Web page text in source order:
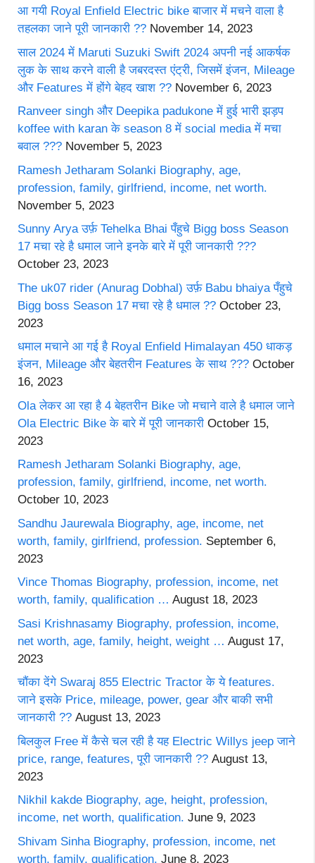
आ गयी Royal Enfield Electric bike बाजार में मचने वाला है
तहलका जाने पूरी जानकारी ?? November 14, 2023
साल 2024 में Maruti Suzuki Swift 2024 अपनी नई आकर्षक
लुक के साथ करने वाली है जबरदस्त एंट्री, जिसमें इंजन, Mileage
और Features में होंगे बेहद खाश ?? November 6, 2023
Ranveer singh और Deepika padukone में हुई भारी झड़प
koffee with karan के season 8 में social media में मचा
बवाल ??? November 5, 2023
Ramesh Jetharam Solanki Biography, age,
profession, family, girlfriend, income, net worth.
November 5, 2023
Sunny Arya उर्फ़ Tehelka Bhai पँहुचे Bigg boss Season
17 मचा रहे है धमाल जाने इनके बारे में पूरी जानकारी ???
October 23, 2023
The uk07 rider (Anurag Dobhal) उर्फ़ Babu bhaiya पँहुचे
Bigg boss Season 17 मचा रहे है धमाल ?? October 23,
2023
धमाल मचाने आ गई है Royal Enfield Himalayan 450 धाकड़
इंजन, Mileage और बेहतरीन Features के साथ ??? October
16, 2023
Ola लेकर आ रहा है 4 बेहतरीन Bike जो मचाने वाले है धमाल जाने
Ola Electric Bike के बारे में पूरी जानकारी October 15,
2023
Ramesh Jetharam Solanki Biography, age,
profession, family, girlfriend, income, net worth.
October 10, 2023
Sandhu Jaurewala Biography, age, income, net
worth, family, girlfriend, profession. September 6,
2023
Vince Thomas Biography, profession, income, net
worth, family, qualification … August 18, 2023
Sasi Krishnasamy Biography, profession, income,
net worth, age, family, height, weight … August 17,
2023
चौंका देंगे Swaraj 855 Electric Tractor के ये features.
जाने इसके Price, mileage, power, gear और बाकी सभी
जानकारी ?? August 13, 2023
बिलकुल Free में कैसे चल रही है यह Electric Willys jeep जाने
price, range, features, पूरी जानकारी ?? August 13,
2023
Nikhil kakde Biography, age, height, profession,
income, net worth, qualification. June 9, 2023
Shivam Sinha Biography, profession, income, net
worth, family, qualification. June 8, 2023